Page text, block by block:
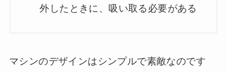
外したときに、吸い取る必要がある
マシンのデザインはシンプルで素敵なのです